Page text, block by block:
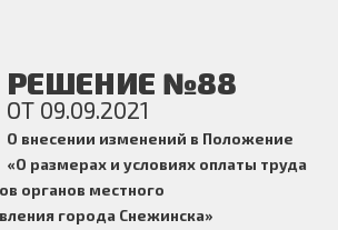
РЕШЕНИЕ №88
ОТ 09.09.2021
О внесении изменений в Положение
«О размерах и условиях оплаты труда
органов местного
города Снежинска»